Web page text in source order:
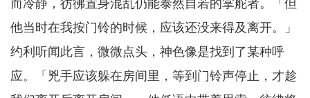
而冷静，彷彿置身混乱仍能泰然自若的掌舵者。「但
他当时在我按门铃的时候，应该还没来得及离开。」
约利听闻此言，微微点头，神色像是找到了某种呼
应。「兇手应该躲在房间里，等到门铃声停止，才趁